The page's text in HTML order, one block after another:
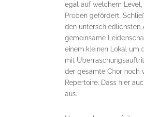
egal auf welchem
Proben gefördert.
den unterschiedlichsten
gemeinsame
einem kleinen Lokal um
mit
der gesamte Chor noch
Repertoire. Dass hier
aus.